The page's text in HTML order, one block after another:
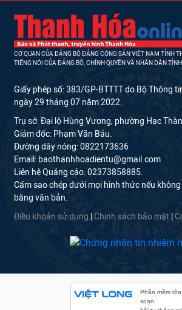
CƠ QUAN CỦA ĐẢNG BỘ ĐẢNG CỘNG SẢN VIỆT NAM TỈNH
TIẾNG NÓI CỦA ĐẢNG BỘ, CHÍNH QUYỀN VÀ NHÂN DÂN
Giấy phép số: 383/GP-BTTTT do Bộ Thông
ngày 29 tháng 07 năm 2022.
Trụ sở: Đại lộ Hùng Vương, phường Hạc
Giám đốc: Phạm Văn Báu.
Đường dây nóng: 0822173636
Email: baothanhhoadientu@gmail.com
Liên hệ Quảng cáo: 02373858885.
Cấm sao chép dưới mọi hình thức nếu
bằng văn bản.
Điều khoản sử dụng Chính sách bảo mật
Phần mềm tòa
soạn